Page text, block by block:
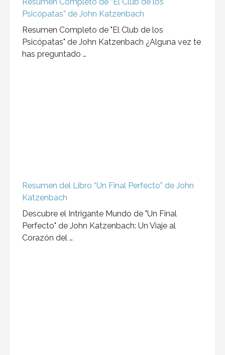
Psicópatas” de John Katzenbach
Resumen Completo de "El Club de los
Psicópatas" de John Katzenbach ¿Alguna vez te
has preguntado …
Resumen del Libro “Un Final Perfecto” de John
Katzenbach
Descubre el Intrigante Mundo de "Un Final
Perfecto" de John Katzenbach: Un Viaje al
Corazón del …